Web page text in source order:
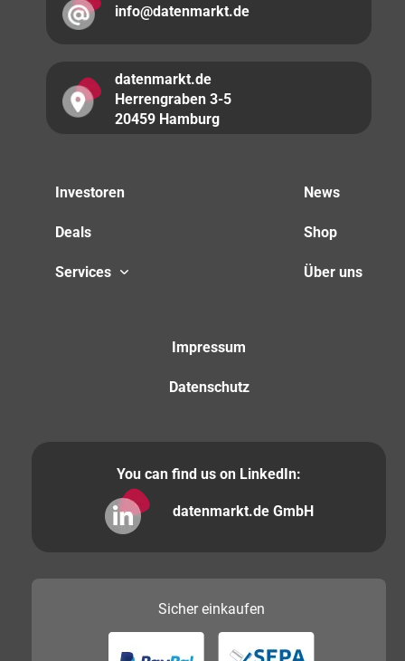
info@datenmarkt.de
datenmarkt.de
Herrengraben 3-5
20459 Hamburg
Investoren
Deals
Services
News
Shop
Über uns
Impressum
Datenschutz
You can find us on LinkedIn:
datenmarkt.de GmbH
Sichereinkaufen